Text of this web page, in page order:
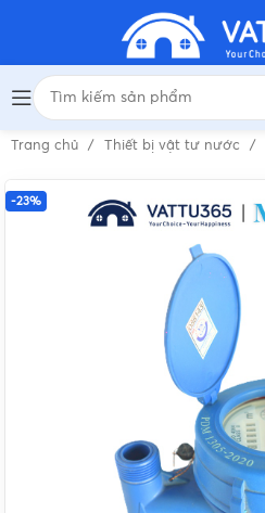
Trang chủ Thiết bị vật tư nước
-23%